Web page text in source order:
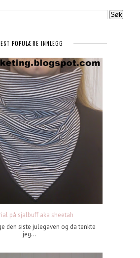
POPULÆRE INNLEGG
på sjalbuff aka sheetah
den siste julegaven og da tenkte
jeg...